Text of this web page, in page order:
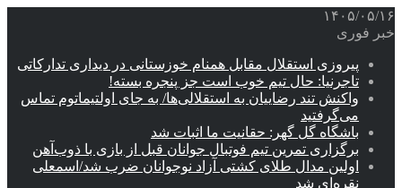
۱۴۰۵/۰۵/۱۶
خبر فوری
پیروزی استقلال مقابل همنام خوزستانی در دیداری تدارکاتی
تاجرنیا: حال تیم خوب است جز پنجره بسته!
واکنش تند رضاییان به استقلالی‌ها/ به جای اولتیماتوم تماس
می‌گرفتید
باشگاه گل گهر: حقانیت ما اثبات شد
برگزاری تمرین تیم فوتبال جوانان قبل از بازی با ذوب‌آهن
اولین مدال طلای کشتی آزاد نوجوانان ضرب شد/اسمعلی
نقره‌ای شد